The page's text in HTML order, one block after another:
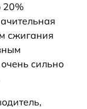
20%
сжигания
сильно